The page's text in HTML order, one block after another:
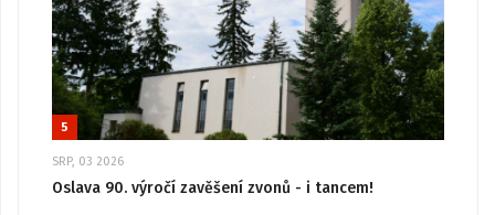
5
SRP, 03 2026
Oslava 90. výročí zavěšení zvonů - i tancem!